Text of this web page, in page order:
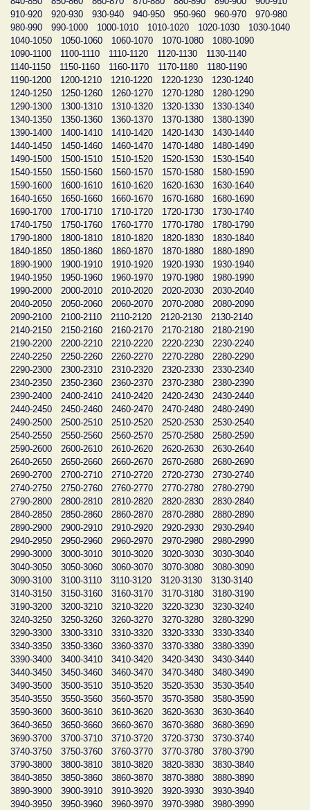
910-920
920-930 930-940 940-950 950-960 960-970
970-980
980-990
990-1000 1000-1010 1010-1020 1020-1030
1030-1040
1040-1050
1050-1060 1060-1070 1070-1080
1080-1090
1090-1100
1100-1110 1110-1120 1120-1130
1130-1140
1140-1150
1150-1160 1160-1170 1170-1180
1180-1190
1190-1200
1200-1210 1210-1220 1220-1230
1230-1240
1240-1250
1250-1260 1260-1270 1270-1280
1280-1290
1290-1300
1300-1310 1310-1320 1320-1330
1330-1340
1340-1350
1350-1360 1360-1370 1370-1380
1380-1390
1390-1400
1400-1410 1410-1420 1420-1430
1430-1440
1440-1450
1450-1460 1460-1470 1470-1480
1480-1490
1490-1500
1500-1510 1510-1520 1520-1530
1530-1540
1540-1550
1550-1560 1560-1570 1570-1580
1580-1590
1590-1600
1600-1610 1610-1620 1620-1630
1630-1640
1640-1650
1650-1660 1660-1670 1670-1680
1680-1690
1690-1700
1700-1710 1710-1720 1720-1730
1730-1740
1740-1750
1750-1760 1760-1770 1770-1780
1780-1790
1790-1800
1800-1810 1810-1820 1820-1830
1830-1840
1840-1850
1850-1860 1860-1870 1870-1880
1880-1890
1890-1900
1900-1910 1910-1920 1920-1930
1930-1940
1940-1950
1950-1960 1960-1970 1970-1980
1980-1990
1990-2000
2000-2010 2010-2020 2020-2030
2030-2040
2040-2050
2050-2060 2060-2070 2070-2080
2080-2090
2090-2100
2100-2110 2110-2120 2120-2130
2130-2140
2140-2150
2150-2160 2160-2170 2170-2180
2180-2190
2190-2200
2200-2210 2210-2220 2220-2230
2230-2240
2240-2250
2250-2260 2260-2270 2270-2280
2280-2290
2290-2300
2300-2310 2310-2320 2320-2330
2330-2340
2340-2350
2350-2360 2360-2370 2370-2380
2380-2390
2390-2400
2400-2410 2410-2420 2420-2430
2430-2440
2440-2450
2450-2460 2460-2470 2470-2480
2480-2490
2490-2500
2500-2510 2510-2520 2520-2530
2530-2540
2540-2550
2550-2560 2560-2570 2570-2580
2580-2590
2590-2600
2600-2610 2610-2620 2620-2630
2630-2640
2640-2650
2650-2660 2660-2670 2670-2680
2680-2690
2690-2700
2700-2710 2710-2720 2720-2730
2730-2740
2740-2750
2750-2760 2760-2770 2770-2780
2780-2790
2790-2800
2800-2810 2810-2820 2820-2830
2830-2840
2840-2850
2850-2860 2860-2870 2870-2880
2880-2890
2890-2900
2900-2910 2910-2920 2920-2930
2930-2940
2940-2950
2950-2960 2960-2970 2970-2980
2980-2990
2990-3000
3000-3010 3010-3020 3020-3030
3030-3040
3040-3050
3050-3060 3060-3070 3070-3080
3080-3090
3090-3100
3100-3110 3110-3120 3120-3130
3130-3140
3140-3150
3150-3160 3160-3170 3170-3180
3180-3190
3190-3200
3200-3210 3210-3220 3220-3230
3230-3240
3240-3250
3250-3260 3260-3270 3270-3280
3280-3290
3290-3300
3300-3310 3310-3320 3320-3330
3330-3340
3340-3350
3350-3360 3360-3370 3370-3380
3380-3390
3390-3400
3400-3410 3410-3420 3420-3430
3430-3440
3440-3450
3450-3460 3460-3470 3470-3480
3480-3490
3490-3500
3500-3510 3510-3520 3520-3530
3530-3540
3540-3550
3550-3560 3560-3570 3570-3580
3580-3590
3590-3600
3600-3610 3610-3620 3620-3630
3630-3640
3640-3650
3650-3660 3660-3670 3670-3680
3680-3690
3690-3700
3700-3710 3710-3720 3720-3730
3730-3740
3740-3750
3750-3760 3760-3770 3770-3780
3780-3790
3790-3800
3800-3810 3810-3820 3820-3830
3830-3840
3840-3850
3850-3860 3860-3870 3870-3880
3880-3890
3890-3900
3900-3910 3910-3920 3920-3930
3930-3940
3940-3950
3950-3960 3960-3970 3970-3980
3980-3990